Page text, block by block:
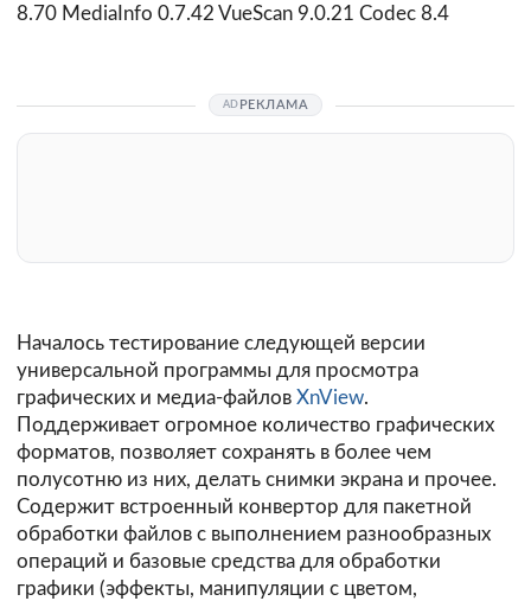
8.70 MediaInfo 0.7.42 VueScan 9.0.21 Codec 8.4
РЕКЛАМА
Началось тестирование следующей версии
универсальной программы для просмотра
графических и медиа-файлов XnView.
Поддерживает огромное количество графических
форматов, позволяет сохранять в более чем
полусотню из них, делать снимки экрана и прочее.
Содержит встроенный конвертор для пакетной
обработки файлов с выполнением разнообразных
операций и базовые средства для обработки
графики (эффекты, манипуляции с цветом,